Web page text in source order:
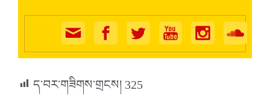
ད་བར་གཟིགས་གྲངས།325